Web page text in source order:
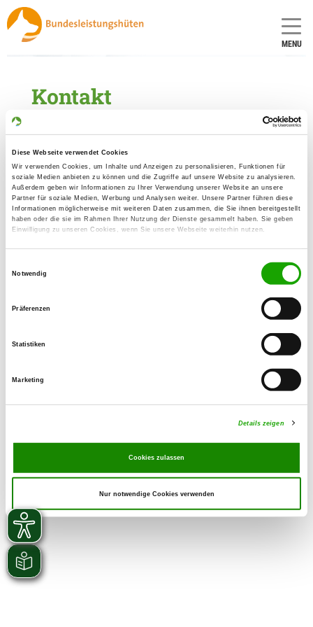
Diese Webseite verwendet Cookies
Wir verwenden Cookies, um Inhalte und Anzeigen zu personalisieren, Funktionen für
soziale Medien anbieten zu können und die Zugriffe auf unsere Website zu analysieren.
Außerdem geben wir Informationen zu Ihrer Verwendung unserer Website an unsere
Partner für soziale Medien, Werbung und Analysen weiter. Unsere Partner führen diese
Informationen möglicherweise mit weiteren Daten zusammen, die Sie ihnen bereitgestellt
haben oder die sie im Rahmen Ihrer Nutzung der Dienste gesammelt haben. Sie geben
Einwilligung zu unseren Cookies, wenn Sie unsere Webseite weiterhin nutzen.
Notwendig
Präferenzen
Statistiken
Marketing
Details zeigen
Cookies zulassen
Nur notwendige Cookies verwenden
MENU
Kontakt
Veranstaltungsleitung /
Ansprechpartner Camping und
gewerbliche Aussteller
Pressereferenten
Meldungen